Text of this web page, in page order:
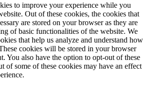
to improve your experience while you
Out of these cookies, the cookies that
are stored on your browser as they are
of basic functionalities of the website. We
that help us analyze and understand how
cookies will be stored in your browser
You also have the option to opt-out of these
of some of these cookies may have an effect